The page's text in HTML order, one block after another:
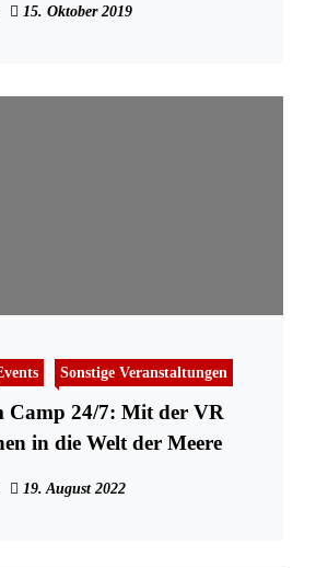
15. Oktober 2019
Sonstige Veranstaltungen
Camp 24/7: Mit der VR
in die Welt der Meere
19. August 2022